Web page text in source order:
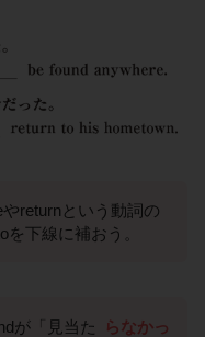
returnという動詞の
下線に補おう。
が「見当た
らなかっ